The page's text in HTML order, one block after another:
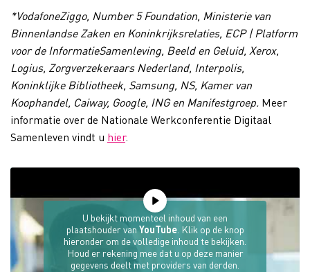
*VodafoneZiggo, Number 5 Foundation, Ministerie van
Binnenlandse Zaken en Koninkrijksrelaties, ECP | Platform
voor de InformatieSamenleving, Beeld en Geluid, Xerox,
Logius, Zorgverzekeraars Nederland, Interpolis,
Koninklijke Bibliotheek, Samsung, NS, Kamer van
Koophandel, Caiway, Google, ING en Manifestgroep. Meer
informatie over de Nationale Werkconferentie Digitaal
Samenleven vindt u hier.
U bekijkt momenteel inhoud van een
plaatshouder van YouTube. Klik op de knop
hieronder om de volledige inhoud te bekijken.
Houd er rekening mee dat u op deze manier
gegevens deelt met providers van derden.